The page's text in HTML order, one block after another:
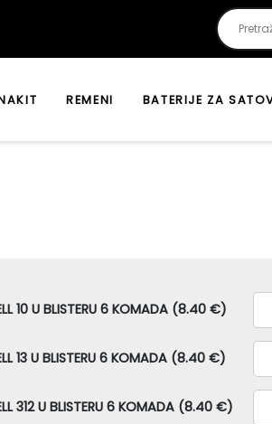
REMENI BATERIJE ZA
10 U BLISTERU 6 KOMADA (8.40 €)
13 U BLISTERU 6 KOMADA (8.40 €)
312 U BLISTERU 6 KOMADA (8.40 €)